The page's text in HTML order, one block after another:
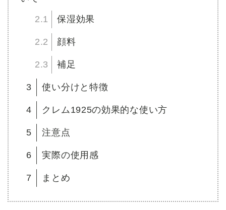
2.1 保湿効果
2.2 顔料
2.3 補足
3 使い分けと特徴
4 クレム1925の効果的な使い方
5 注意点
6 実際の使用感
7 まとめ